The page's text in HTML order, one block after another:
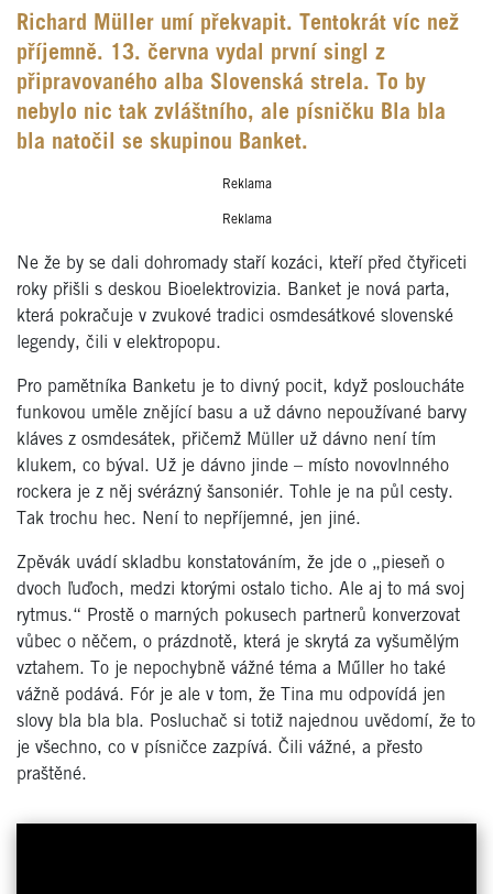
Richard Müller umí překvapit. Tentokrát víc než
příjemně. 13. června vydal první singl z
připravovaného alba Slovenská strela. To by
nebylo nic tak zvláštního, ale písničku Bla bla
bla natočil se skupinou Banket.
Reklama
Reklama
Ne že by se dali dohromady staří kozáci, kteří před čtyřiceti
roky přišli s deskou Bioelektrovizia. Banket je nová parta,
která pokračuje v zvukové tradici osmdesátkové slovenské
legendy, čili v elektropopu.
Pro pamětníka Banketu je to divný pocit, když posloucháte
funkovou uměle znějící basu a už dávno nepoužívané barvy
kláves z osmdesátek, přičemž Müller už dávno není tím
klukem, co býval. Už je dávno jinde – místo novovlnného
rockera je z něj svérázný šansoniér. Tohle je na půl cesty.
Tak trochu hec. Není to nepříjemné, jen jiné.
Zpěvák uvádí skladbu konstatováním, že jde o „pieseň o
dvoch ľuďoch, medzi ktorými ostalo ticho. Ale aj to má svoj
rytmus.“ Prostě o marných pokusech partnerů konverzovat
vůbec o něčem, o prázdnotě, která je skrytá za vyšumělým
vztahem. To je nepochybně vážné téma a Műller ho také
vážně podává. Fór je ale v tom, že Tina mu odpovídá jen
slovy bla bla bla. Posluchač si totiž najednou uvědomí, že to
je všechno, co v písničce zazpívá. Čili vážné, a přesto
praštěné.